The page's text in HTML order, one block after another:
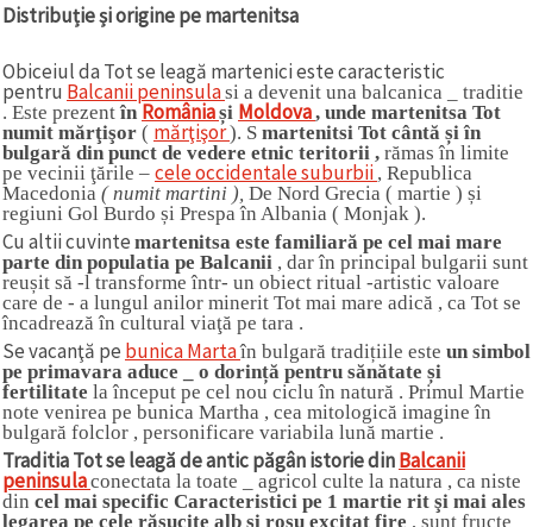
Distribuție și origine pe martenitsa
Obiceiul da Tot se leagă martenici este caracteristic
pentru Balcanii peninsulasi a devenit una balcanica _ traditie
. Este prezentîn Româniași Moldova, unde martenitsa Tot
numit mărţişor ( mărţişor). S martenitsi Tot cântă și în
bulgară din punct de vedere etnic teritorii , rămas în limite
pe vecinii ţările – cele occidentale suburbii , Republica
Macedonia ( numit martini ), De Nord Grecia ( martie ) și
regiuni Gol Burdo și Prespa în Albania ( Monjak ).
Cu altii cuvinte martenitsa este familiară pe cel mai mare
parte din populatia pe Balcanii , dar în principal bulgarii sunt
reușit să -l transforme într- un obiect ritual -artistic valoare
care de - a lungul anilor minerit Tot mai mare adică , ca Tot se
încadrează în cultural viaţă pe tara .
Se vacanţă pe bunica Martaîn bulgară tradițiile este un simbol
pe primavara aduce _ o dorință pentru sănătate și
fertilitate la început pe cel nou ciclu în natură . Primul Martie
note venirea pe bunica Martha , cea mitologică imagine în
bulgară folclor , personificare variabila lună martie .
Traditia Tot se leagă de antic păgân istorie dinBalcanii
peninsulaconectata la toate _ agricol culte la natura , ca niste
din cel mai specific Caracteristici pe 1 martie rit şi mai ales
legarea pe cele răsucite alb si rosu excitat fire , sunt fructe